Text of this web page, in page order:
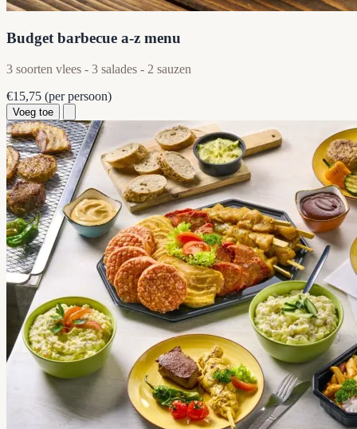
Budget barbecue a-z menu
3 soorten vlees - 3 salades - 2 sauzen
€15,75 (per persoon)
Voeg toe